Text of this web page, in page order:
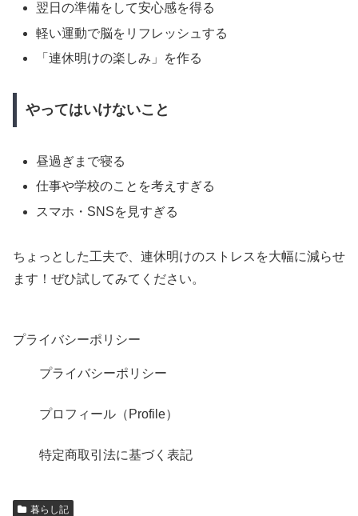
翌日の準備をして安心感を得る
軽い運動で脳をリフレッシュする
「連休明けの楽しみ」を作る
やってはいけないこと
昼過ぎまで寝る
仕事や学校のことを考えすぎる
スマホ・SNSを見すぎる
ちょっとした工夫で、連休明けのストレスを大幅に減らせ
ます！ぜひ試してみてください。
プライバシーポリシー
プライバシーポリシー
プロフィール（Profile）
特定商取引法に基づく表記
暮らし記